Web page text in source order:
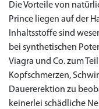
Die Vorteile von
Prince liegen auf der
Inhaltsstoffe sind
bei synthetischen
Viagra und Co. zum
Kopfschmerzen,
Dauererektion zu
keinerlei schädliche